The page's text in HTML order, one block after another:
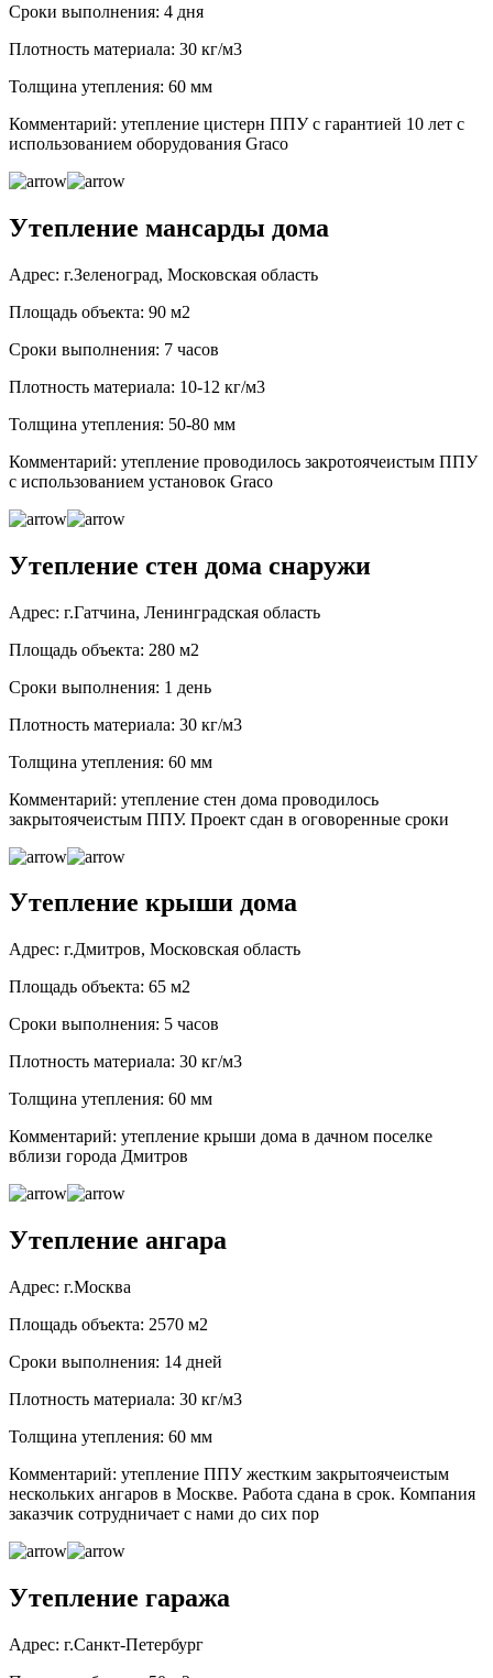
Сроки выполнения: 4 дня
Плотность материала: 30 кг/м3
Толщина утепления: 60 мм
Комментарий: утепление цистерн ППУ с гарантией 10 лет с
использованием оборудования Graco
Утепление мансарды дома
Адрес: г.Зеленоград, Московская область
Площадь объекта: 90 м2
Сроки выполнения: 7 часов
Плотность материала: 10-12 кг/м3
Толщина утепления: 50-80 мм
Комментарий: утепление проводилось закротоячеистым ППУ
с использованием установок Graco
Утепление стен дома снаружи
Адрес: г.Гатчина, Ленинградская область
Площадь объекта: 280 м2
Сроки выполнения: 1 день
Плотность материала: 30 кг/м3
Толщина утепления: 60 мм
Комментарий: утепление стен дома проводилось
закрытоячеистым ППУ. Проект сдан в оговоренные сроки
Утепление крыши дома
Адрес: г.Дмитров, Московская область
Площадь объекта: 65 м2
Сроки выполнения: 5 часов
Плотность материала: 30 кг/м3
Толщина утепления: 60 мм
Комментарий: утепление крыши дома в дачном поселке
вблизи города Дмитров
Утепление ангара
Адрес: г.Москва
Площадь объекта: 2570 м2
Сроки выполнения: 14 дней
Плотность материала: 30 кг/м3
Толщина утепления: 60 мм
Комментарий: утепление ППУ жестким закрытоячеистым
нескольких ангаров в Москве. Работа сдана в срок. Компания
заказчик сотрудничает с нами до сих пор
Утепление гаража
Адрес: г.Санкт-Петербург